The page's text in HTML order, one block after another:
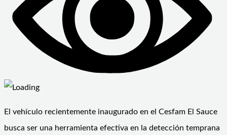
El vehículo recientemente inaugurado en el Cesfam El Sauce
busca ser una herramienta efectiva en la detección temprana